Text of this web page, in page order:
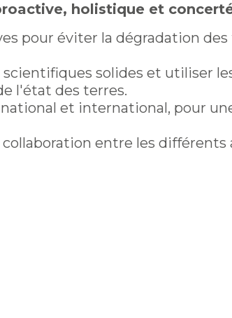
holistique et
pour éviter la dégradation
solides et utiliser
l'état des terres.
et international, pour
entre les différents